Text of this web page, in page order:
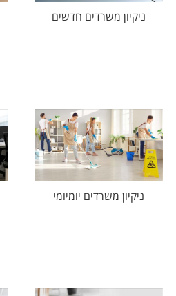
ניקיון משרדים חדשים
ניקיון משרדים יומיומי